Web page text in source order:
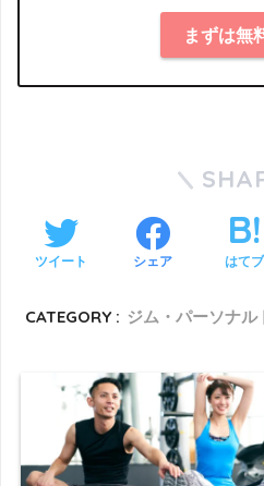
まずは無
ツイート シェア はてブ
CATEGORY : ジム・パーソナル